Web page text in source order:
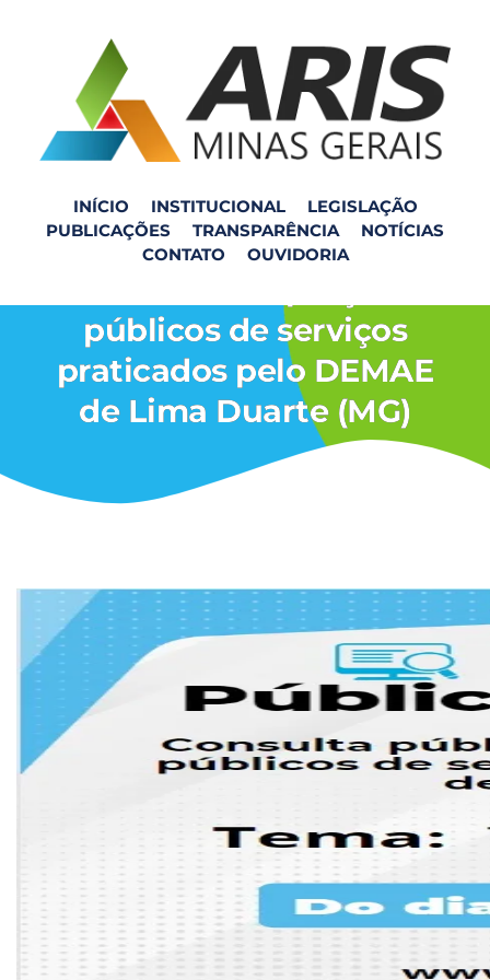
INÍCIO INSTITUCIONAL
LEGISLAÇÃO
PUBLICAÇÕES
TRANSPARÊNCIA
NOTÍCIAS
CONTATO
OUVIDORIA
Consulta Pública sobre a
públicos de serviços
praticados pelo DEMAE
de Lima Duarte (MG)